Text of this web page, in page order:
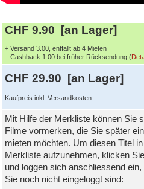
CHF 9.90 [an Lager]
+ Versand 3.00, entfällt ab 4 Mieten
− Cashback 1.00 bei früher Rücksendung (
CHF 29.90 [an Lager]
Kaufpreis inkl. Versandkosten
Mit Hilfe der Merkliste können Sie
Filme vormerken, die Sie später
mieten möchten. Um diesen Titel
Merkliste aufzunehmen, klicken
und loggen sich anschliessend ein,
Sie noch nicht eingeloggt sind: